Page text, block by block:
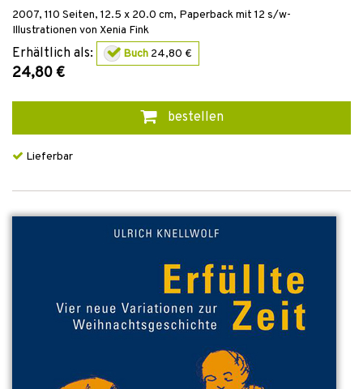
2007, 110 Seiten, 12.5 x 20.0 cm, Paperbackmit 12 s/w-
Illustrationen von Xenia Fink
Erhältlich als: Buch 24,80 €
24,80 €
bestellen
Lieferbar